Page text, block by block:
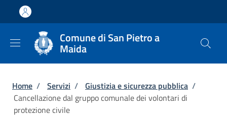
Salta al contenuto principale
Skip to footer content
Comune di San Pietro a
Maida
Briciole di pane
Home / Servizi / Giustizia e sicurezza pubblica /
Cancellazione dal gruppo comunale dei volontari di
protezione civile